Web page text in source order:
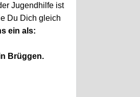
Jugendhilfe ist
Du Dich gleich
ein als:
Brüggen.